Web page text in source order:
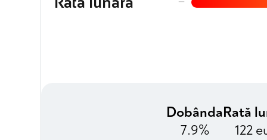
Dobânda
7.9%
Rată
122